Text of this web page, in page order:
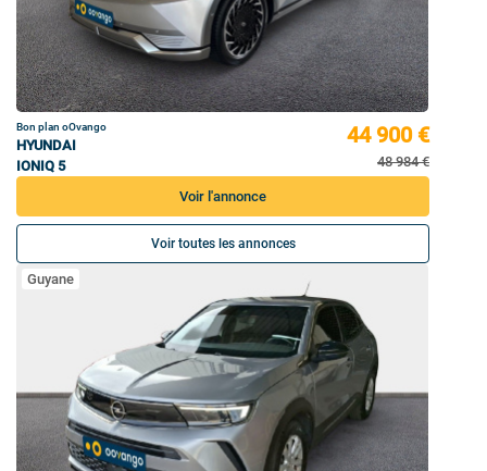
Bon plan oOvango
HYUNDAI
IONIQ 5
44 900 €
48 984 €
Voir l'annonce
Voir toutes les annonces
Guyane